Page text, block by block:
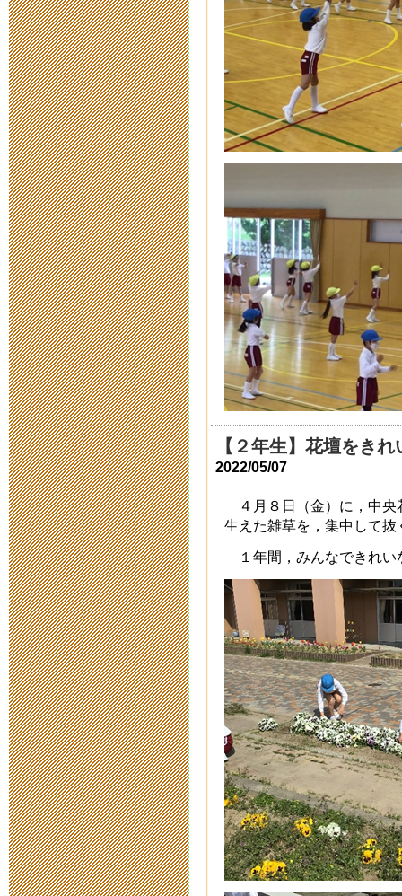
2018年2月 2日
【公開研究会
お知らせ（実
2018年2月 1日
2018年2月3
施済み）
2017年11月13日
明日は公開研
2017年2月 3日
給食視察
2017年2月 2日
平成２８年度
動開催要項に
2016年5月12日
はぐくみ新聞
2016年3月 8日
親子DAYキャ
2016年1月14日
はぐくみ新聞
2015年12月15日
あんしんねっ
2015年12月 8日
【２年生】花壇をきれ
2022/05/07
４月８日（金）に，中央
生えた雑草を，集中して
１年間，みんなできれい